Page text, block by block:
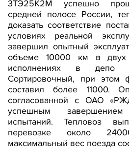
3ТЭ25К2М успешно
средней полосе России,
доказать соответствие
условиях реальной
завершил опытный
объеме 10000 км в двух
исполнениях в депо
Сортировочный, при этом
составил более 11000.
согласованной с ОАО
успешным завершением
испытаний. Тепловоз
перевозке около
максимальный вес поезда